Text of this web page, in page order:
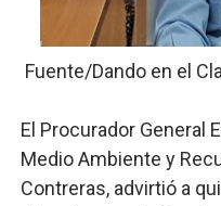
Operativo
-Propeep y Gestión
Fuente/Dando en el
El Procurador General
Medio Ambiente y
Contreras, advirtió a